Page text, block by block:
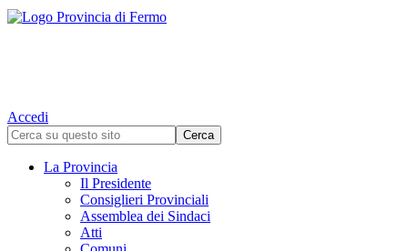
Accedi
La Provincia
Il Presidente
Consiglieri Provinciali
Assemblea dei Sindaci
Atti